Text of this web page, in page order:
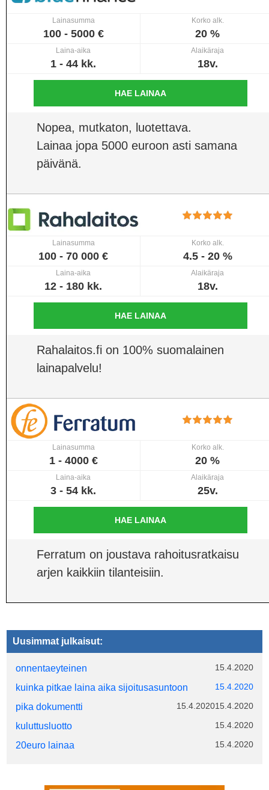
Lainasumma
100 - 5000 €
Korko alk.
20 %
Laina-aika
1 - 44 kk.
Alaikäraja
18v.
HAE LAINAA
Nopea, mutkaton, luotettava.
Lainaa jopa 5000 euroon asti samana
päivänä.
Lainasumma
100 - 70 000 €
Korko alk.
4.5 - 20 %
Laina-aika
12 - 180 kk.
Alaikäraja
18v.
HAE LAINAA
Rahalaitos.fi on 100% suomalainen
lainapalvelu!
Lainasumma
1 - 4000 €
Korko alk.
20 %
Laina-aika
3 - 54 kk.
Alaikäraja
25v.
HAE LAINAA
Ferratum on joustava rahoitusratkaisu
arjen kaikkiin tilanteisiin.
Uusimmat julkaisut:
onnentaeyteinen
15.4.2020
15.4.2020
kuinka pitkae laina aika sijoitusasuntoon
15.4.2020
pika dokumentti 15.4.2020
kuluttusluotto 15.4.2020
20euro lainaa 15.4.2020